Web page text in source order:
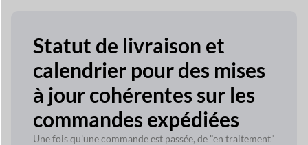
Statut de livraison et
calendrier pour des mises
à jour cohérentes sur les
commandes expédiées
Une fois qu'une commande est passée, de "en traitement"